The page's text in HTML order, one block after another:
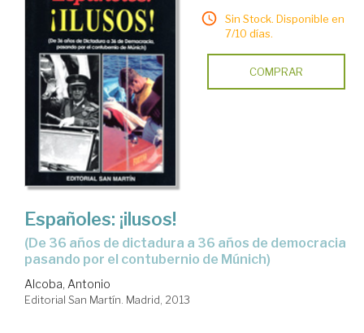
Sin Stock. Disponible en
7/10 días.
COMPRAR
Españoles: ¡ilusos!
(de 36 años de dictadura a 36 años de democracia
pasando por el contubernio de Múnich)
Alcoba, Antonio
Editorial San Martín. Madrid, 2013